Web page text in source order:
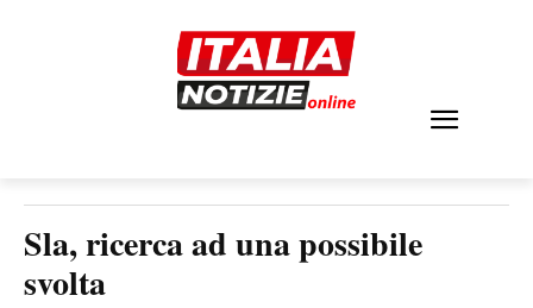
Sla, ricerca ad una possibile
svolta